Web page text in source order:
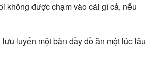
không được chạm vào cái gì cả, nếu
luyến một bàn đầy đồ ăn một lúc lâu